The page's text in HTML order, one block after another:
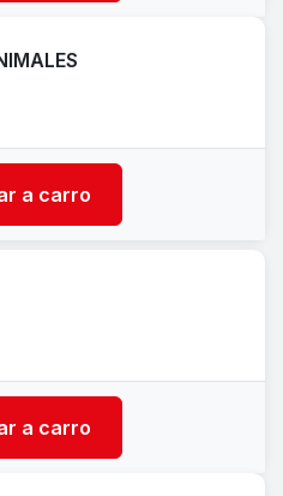
a carro
a carro